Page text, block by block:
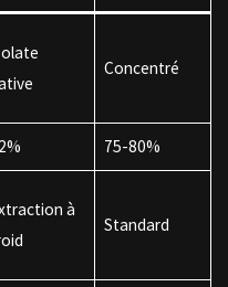
Concentré
75-80%
à
Standard